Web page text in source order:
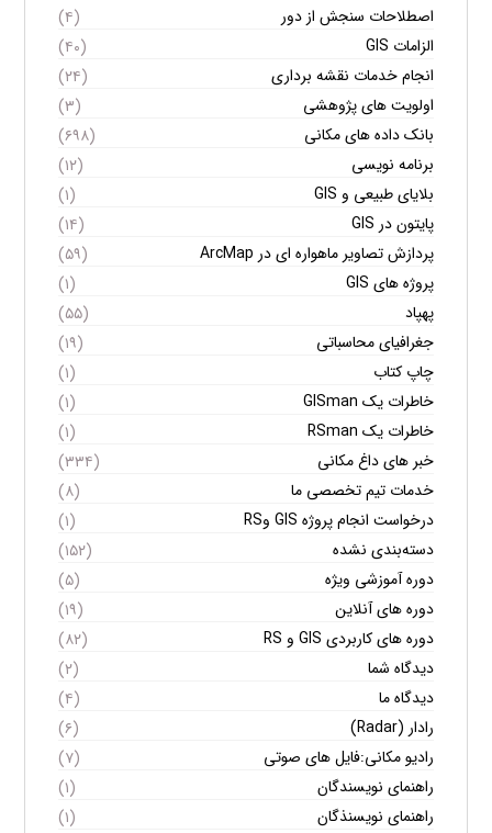
اصطلاحات سنجش از دور
(۴)
الزامات GIS
(۴۰)
انجام خدمات نقشه برداری
(۲۴)
اولویت های پژوهشی
(۳)
بانک داده های مکانی
(۶۹۸)
برنامه نویسی
(۱۲)
بلایای طبیعی و GIS
(۱)
پایتون در GIS
(۱۴)
پردازش تصاویر ماهواره ای در ArcMap
(۵۹)
پروژه های GIS
(۱)
پهپاد
(۵۵)
جغرافیای محاسباتی
(۱۹)
چاپ کتاب
(۱)
خاطرات یک GISman
(۱)
خاطرات یک RSman
(۱)
خبر های داغ مکانی
(۳۳۴)
خدمات تیم تخصصی ما
(۸)
درخواست انجام پروژه GIS وRS
(۱)
دسته‌بندی نشده
(۱۵۲)
دوره آموزشی ویژه
(۵)
دوره های آنلاین
(۱۹)
دوره های کاربردی GIS و RS
(۸۲)
دیدگاه شما
(۲)
دیدگاه ما
(۴)
رادار (Radar)
(۶)
رادیو مکانی:فایل های صوتی
(۷)
راهنمای نویسندگان
(۱)
راهنمای نویسنذگان
(۱)